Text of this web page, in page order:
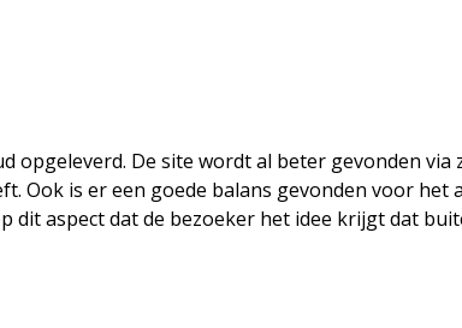
opgeleverd. De site wordt al beter gevonden via
Ook is er een goede balans gevonden voor het
dit aspect dat de bezoeker het idee krijgt dat